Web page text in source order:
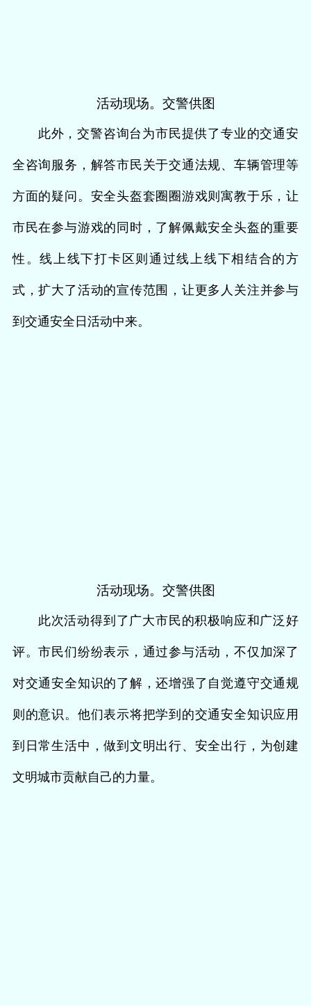
活动现场。交警供图
此外，交警咨询台为市民提供了专业的交通安
全咨询服务，解答市民关于交通法规、车辆管理等
方面的疑问。安全头盔套圈圈游戏则寓教于乐，让
市民在参与游戏的同时，了解佩戴安全头盔的重要
性。线上线下打卡区则通过线上线下相结合的方
式，扩大了活动的宣传范围，让更多人关注并参与
到交通安全日活动中来。
活动现场。交警供图
此次活动得到了广大市民的积极响应和广泛好
评。市民们纷纷表示，通过参与活动，不仅加深了
对交通安全知识的了解，还增强了自觉遵守交通规
则的意识。他们表示将把学到的交通安全知识应用
到日常生活中，做到文明出行、安全出行，为创建
文明城市贡献自己的力量。